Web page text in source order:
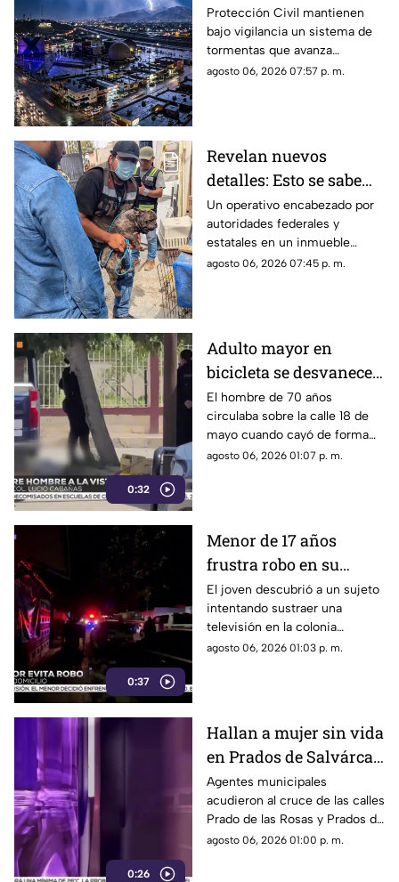
tormenta que se acerca
a Ciudad Juárez y El
Paso: piden extremar
precauciones
Protección Civil mantienen
bajo vigilancia un sistema de
tormentas que avanza
lentamente hacia el suroeste y
agosto 06, 2026 07:57 p. m.
Revelan nuevos
detalles: Esto se sabe
sobre el hallazgo de un
lagarto y un tigre de
bengala en un
autolavado de Juárez
Un operativo encabezado por
autoridades federales y
estatales en un inmueble
habilitado como autolavado en
agosto 06, 2026 07:45 p. m.
0:32
Adulto mayor en
bicicleta se desvanece y
pierde la vida en la
colonia Lucio Cabañas
El hombre de 70 años
circulaba sobre la calle 18 de
mayo cuando cayó de forma
repentina; paramédicos
agosto 06, 2026 01:07 p. m.
0:37
Menor de 17 años
frustra robo en su
domicilio de
Cuauhtémoc; resulta
herido de la mano
El joven descubrió a un sujeto
intentando sustraer una
televisión en la colonia
Reforma; tras forcejear con el
agosto 06, 2026 01:03 p. m.
0:26
Hallan a mujer sin vida
en Prados de Salvárcar;
cuerpo no presentaba
huellas de violencia
Agentes municipales
acudieron al cruce de las calles
Prado de las Rosas y Prados de
Azucenas tras el reporte del
agosto 06, 2026 01:00 p. m.